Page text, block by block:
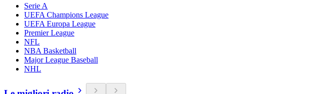
Serie A
UEFA Champions League
UEFA Europa League
Premier League
NFL
NBA Basketball
Major League Baseball
NHL